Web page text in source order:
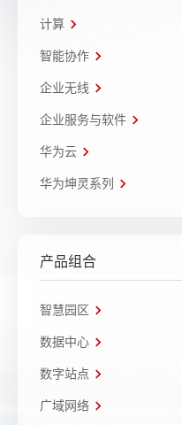
计算
智能协作
企业无线
企业服务与软件
华为云
华为坤灵系列
产品组合
智慧园区
数据中心
数字站点
广域网络